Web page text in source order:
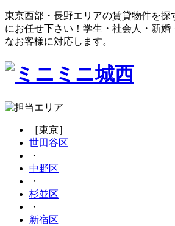
東京西部・長野エリアの賃貸物件を探
にお任せ下さい！学生・社会人・新婚
なお客様に対応します。
［東京］
世田谷区
・
中野区
・
杉並区
・
新宿区